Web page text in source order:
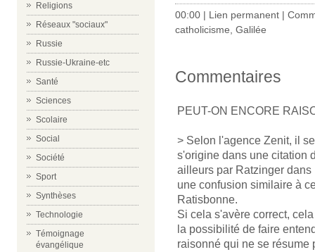
Religions
Réseaux "sociaux"
Russie
Russie-Ukraine-etc
Santé
Sciences
Scolaire
Social
Société
Sport
Synthèses
Technologie
Témoignage
évangélique
00:00 | Lien permanent |
catholicisme Galilée
Commentaires
PEUT-ON ENCORE
> Selon l'agence Zenit, il
s'origine dans une citation
ailleurs par Ratzinger dans
une confusion similaire à
Ratisbonne.
Si cela s'avère correct,
la possibilité de faire
raisonné qui ne se